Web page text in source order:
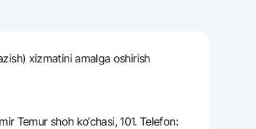
xizmatini amalga oshirish
Temur shoh ko‘chasi, 101. Telefon: